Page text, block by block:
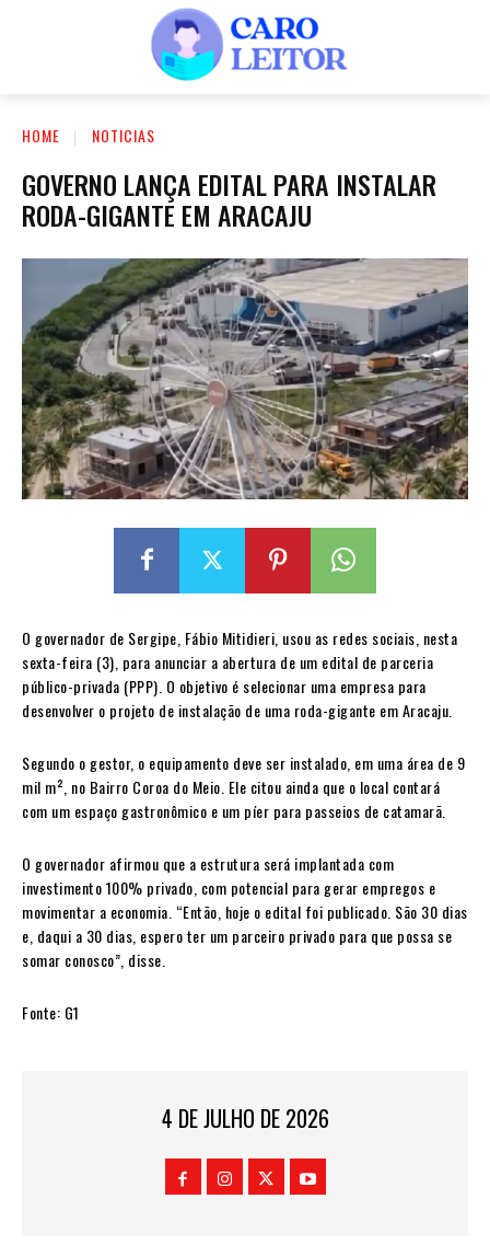
HOME NOTICIAS
GOVERNO LANÇA EDITAL PARA INSTALAR
RODA-GIGANTE EM ARACAJU
O governador de Sergipe, Fábio Mitidieri, usou as redes sociais, nesta
sexta-feira (3), para anunciar a abertura de um edital de parceria
público-privada (PPP). O objetivo é selecionar uma empresa para
desenvolver o projeto de instalação de uma roda-gigante em Aracaju.
Segundo o gestor, o equipamento deve ser instalado, em uma área de 9
mil m², no Bairro Coroa do Meio. Ele citou ainda que o local contará
com um espaço gastronômico e um píer para passeios de catamarã.
O governador afirmou que a estrutura será implantada com
investimento 100% privado, com potencial para gerar empregos e
movimentar a economia. “Então, hoje o edital foi publicado. São 30 dias
e, daqui a 30 dias, espero ter um parceiro privado para que possa se
somar conosco”, disse.
Fonte: G1
4 DE JULHO DE 2026